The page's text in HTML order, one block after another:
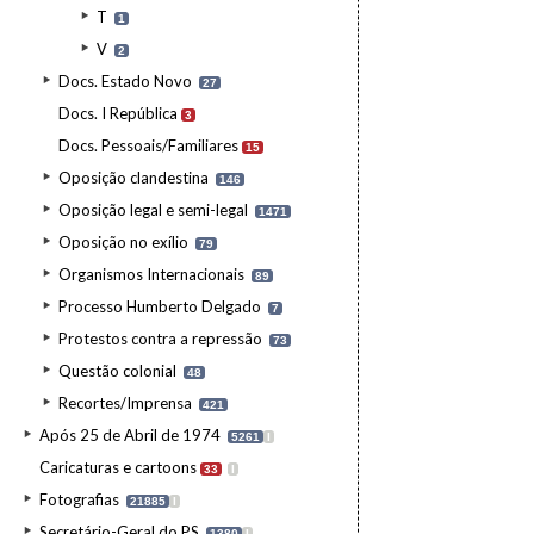
T 1
V 2
Docs. Estado Novo 27
Docs. I República 3
Docs. Pessoais/Familiares 15
Oposição clandestina 146
Oposição legal e semi-legal 1471
Oposição no exílio 79
Organismos Internacionais 89
Processo Humberto Delgado 7
Protestos contra a repressão 73
Questão colonial 48
Recortes/Imprensa 421
Após 25 de Abril de 1974 5261 I
Caricaturas e cartoons 33 I
Fotografias 21885 I